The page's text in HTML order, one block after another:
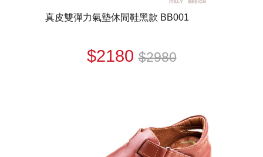
真皮雙彈力氣墊休閒鞋黑款 BB001
$2180$2980